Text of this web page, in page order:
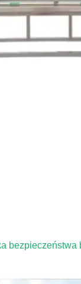
bezpieczeństwa